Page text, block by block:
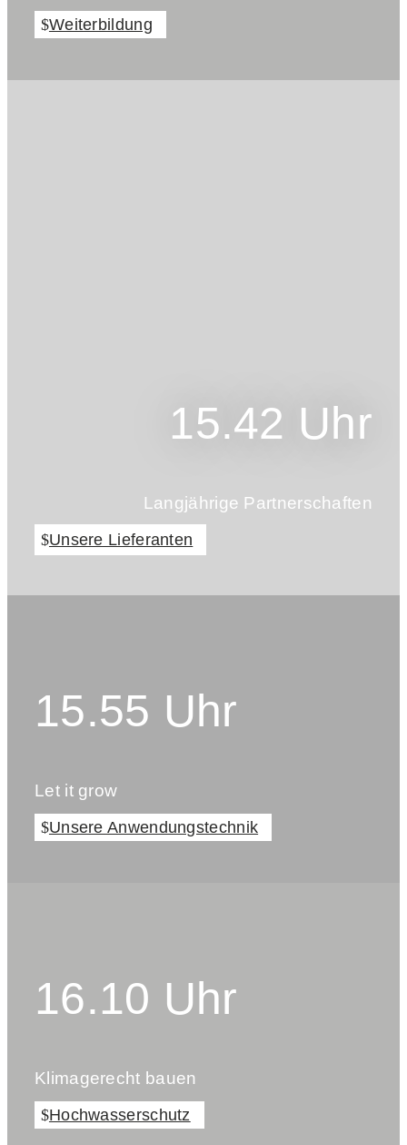
Weiterbildung
15.42 Uhr
Langjährige Partnerschaften
Unsere Lieferanten
15.55 Uhr
Let it grow
Unsere Anwendungstechnik
16.10 Uhr
Klimagerecht bauen
Hochwasserschutz